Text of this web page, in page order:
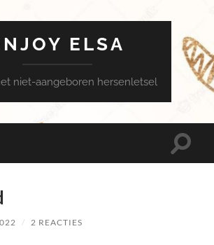
ELSA
niet-aangeboren hersenletsel
Toggle
/ 2 REACTIES